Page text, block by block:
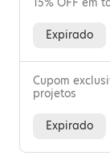
Expirado
Cupom
projetos
Expirado